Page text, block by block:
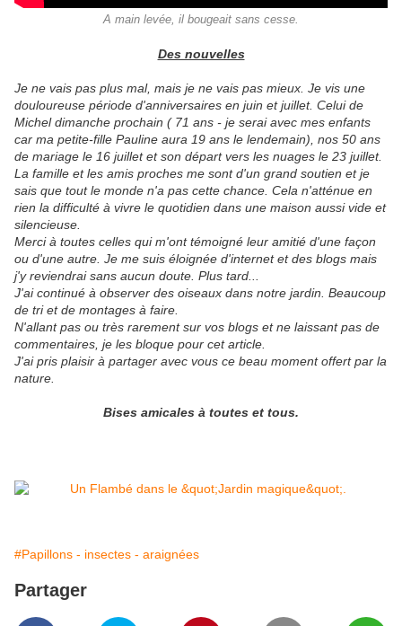
A main levée, il bougeait sans cesse.
Des nouvelles
Je ne vais pas plus mal, mais je ne vais pas mieux. Je vis une
douloureuse période d'anniversaires en juin et juillet. Celui de
Michel dimanche prochain ( 71 ans - je serai avec mes enfants
car ma petite-fille Pauline aura 19 ans le lendemain), nos 50 ans
de mariage le 16 juillet et son départ vers les nuages le 23 juillet.
La famille et les amis proches me sont d'un grand soutien et je
sais que tout le monde n'a pas cette chance. Cela n'atténue en
rien la difficulté à vivre le quotidien dans une maison aussi vide et
silencieuse.
Merci à toutes celles qui m'ont témoigné leur amitié d'une façon
ou d'une autre. Je me suis éloignée d'internet et des blogs mais
j'y reviendrai sans aucun doute. Plus tard...
J'ai continué à observer des oiseaux dans notre jardin. Beaucoup
de tri et de montages à faire.
N'allant pas ou très rarement sur vos blogs et ne laissant pas de
commentaires, je les bloque pour cet article.
J'ai pris plaisir à partager avec vous ce beau moment offert par la
nature.
Bises amicales à toutes et tous.
#Papillons - insectes - araignées
Partager